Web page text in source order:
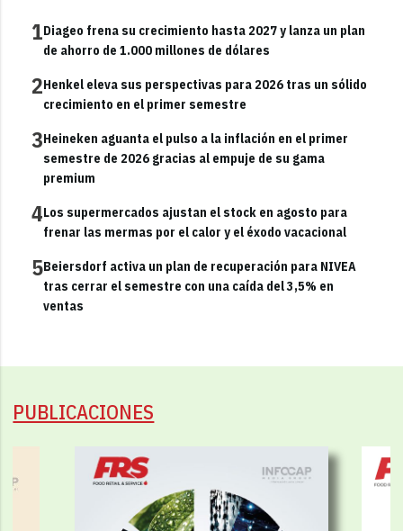
1Diageo frena su crecimiento hasta 2027 y lanza un plan
de ahorro de 1.000 millones de dólares
2Henkel eleva sus perspectivas para 2026 tras un sólido
crecimiento en el primer semestre
3Heineken aguanta el pulso a la inflación en el primer
semestre de 2026 gracias al empuje de su gama
premium
4Los supermercados ajustan el stock en agosto para
frenar las mermas por el calor y el éxodo vacacional
5Beiersdorf activa un plan de recuperación para NIVEA
tras cerrar el semestre con una caída del 3,5% en
ventas
PUBLICACIONES